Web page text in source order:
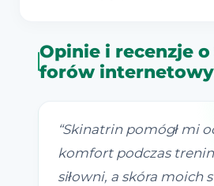
Opinie i recenzje
forów
“Skinatrin pomógł mi
komfort podczas
siłowni, a skóra moich